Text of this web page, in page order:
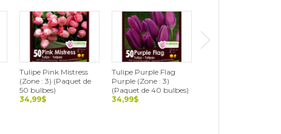
Tulipe Pink Mistress
(Zone : 3) (Paquet de
50 bulbes)
34,99$
Tulipe Purple Flag
Purple (Zone : 3)
(Paquet de 40 bulbes)
34,99$